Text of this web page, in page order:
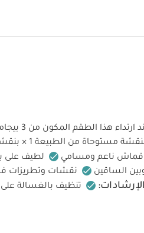
سيحظى أطفالك
1 × بنقشة خطوط
قماش ناعم ومسامي
لطيف على
الساقين
نقشات وتطريزات
تنظيف بالغسالة على 40 درجة